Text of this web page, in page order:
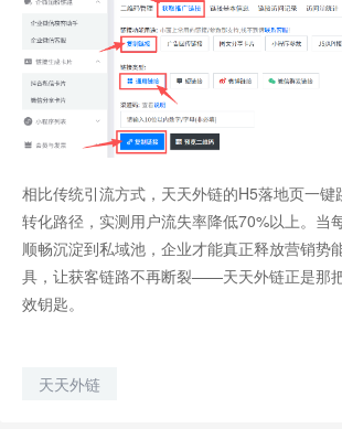
相比传统引流方式，天天外链的H5落地页一键
转化路径，实测用户流失率降低70%以上。当
顺畅沉淀到私域池，企业才能真正释放营销势
具，让获客链路不再断裂——天天外链正是那
效钥匙。
天天外链